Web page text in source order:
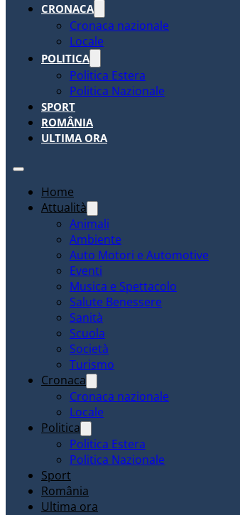
CRONACA
Cronaca nazionale
Locale
POLITICA
Politica Estera
Politica Nazionale
SPORT
ROMÂNIA
ULTIMA ORA
Home
Attualità
Animali
Ambiente
Auto Motori e Automotive
Eventi
Musica e Spettacolo
Salute Benessere
Sanità
Scuola
Società
Turismo
Cronaca
Cronaca nazionale
Locale
Politica
Politica Estera
Politica Nazionale
Sport
România
Ultima ora